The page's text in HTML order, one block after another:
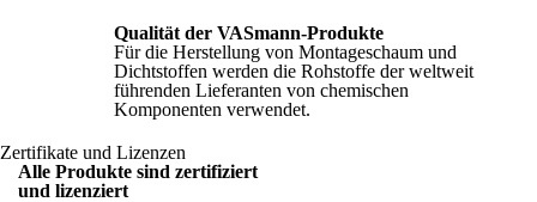
Qualität der VASmann-Produkte
Für die Herstellung von Montageschaum und
Dichtstoffen werden die Rohstoffe der weltweit
führenden Lieferanten von chemischen
Komponenten verwendet.
Zertifikate und Lizenzen
Alle Produkte sind zertifiziert
und lizenziert